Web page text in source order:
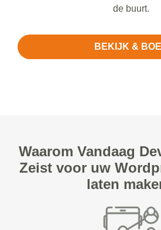
de buurt.
BEKIJK &
Waarom Vandaag
Zeist voor uw
laten